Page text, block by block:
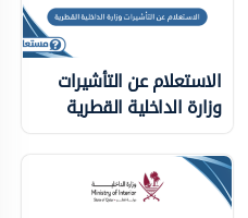
الاستعلام عن التأشيرات
وزارة الداخلية ‏القطرية